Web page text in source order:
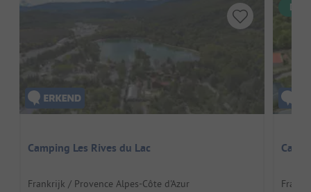
Camping Les Rives du Lac
Frankrijk / Provence Alpes-Côte d'Azur